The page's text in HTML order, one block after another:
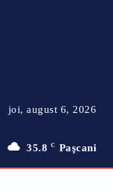
joi, august 6, 2026
35.8 C Paşcani